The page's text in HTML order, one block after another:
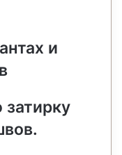
и
затирку